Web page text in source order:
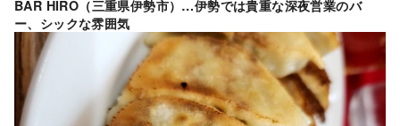
BAR HIRO（三重県伊勢市）…伊勢では貴重な深夜営業のバ
ー、シックな雰囲気